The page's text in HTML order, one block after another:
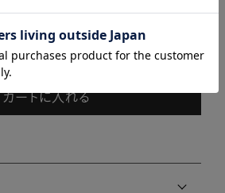
カートに入れる